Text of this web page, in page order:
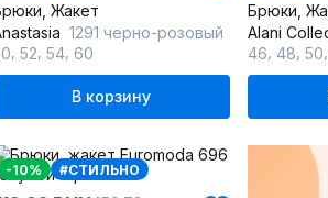
Жакет
1291 черно-розовый
52 54 60
В корзину
Брюки,
Alani
46 48 50
-10% #СТИЛЬНО